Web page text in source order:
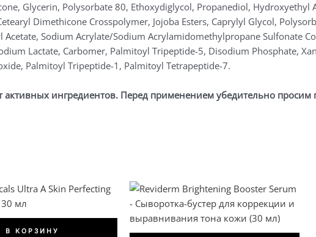
Glycerin, Polysorbate 80, Ethoxydiglycol, Propanediol,
Dimethicone Crosspolymer, Jojoba Esters, Caprylyl Glycol,
Sodium Acrylate/Sodium Acrylamidomethylpropane Sulfonate
Lactate, Carbomer, Palmitoyl Tripeptide-5, Disodium Phosphate,
Palmitoyl Tripeptide-1, Palmitoyl Tetrapeptide-7.
ингредиентов. Перед применением убедительно просим
В КОРЗИНУ